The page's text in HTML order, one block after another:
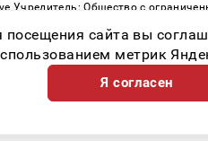
Учредитель: Общество с
информационных
82533 от 21.01.2022
сайта вы
метрик
Я согласен